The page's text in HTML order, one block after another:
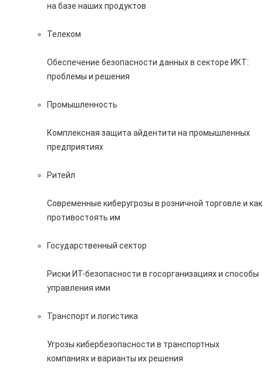
на базе наших продуктов
Телеком
Обеспечение безопасности данных в секторе ИКТ:
проблемы и решения
Промышленность
Комплексная защита айдентити на промышленных
предприятиях
Ритейл
Современные киберугрозы в розничной торговле и как
противостоять им
Государственный сектор
Риски ИТ-безопасности в госорганизациях и способы
управления ими
Транспорт и логистика
Угрозы кибербезопасности в транспортных
компаниях и варианты их решения